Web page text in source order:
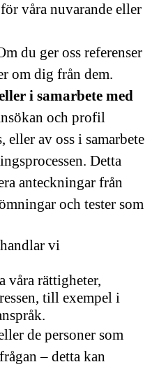
våra nuvarande eller
du ger oss referenser
om dig från dem.
i samarbete med
och profil
eller av oss i samarbete
Detta
anteckningar från
och tester som
vi
våra rättigheter,
till exempel i
de personer som
– detta kan